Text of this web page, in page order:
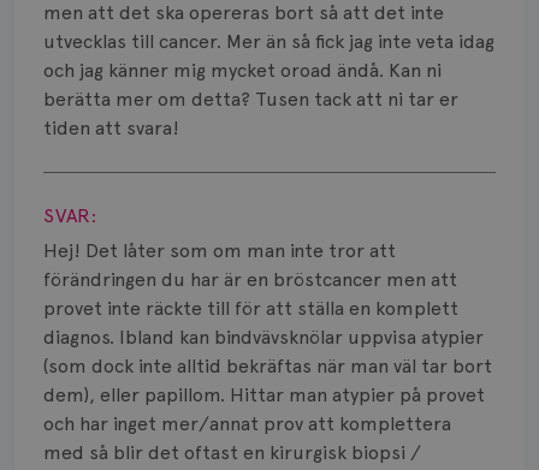
men att det ska opereras bort så att det inte
utvecklas till cancer. Mer än så fick jag inte veta idag
och jag känner mig mycket oroad ändå. Kan ni
berätta mer om detta? Tusen tack att ni tar er
tiden att svara!
Visa svar
SVAR:
Hej! Det låter som om man inte tror att
förändringen du har är en bröstcancer men att
provet inte räckte till för att ställa en komplett
diagnos. Ibland kan bindvävsknölar uppvisa atypier
(som dock inte alltid bekräftas när man väl tar bort
dem), eller papillom. Hittar man atypier på provet
och har inget mer/annat prov att komplettera
med så blir det oftast en kirurgisk biopsi /
Läkemedel
Typ av bröstcancer
Smärta
Risker
Spridd bröstcancer
Strålning
Vätska